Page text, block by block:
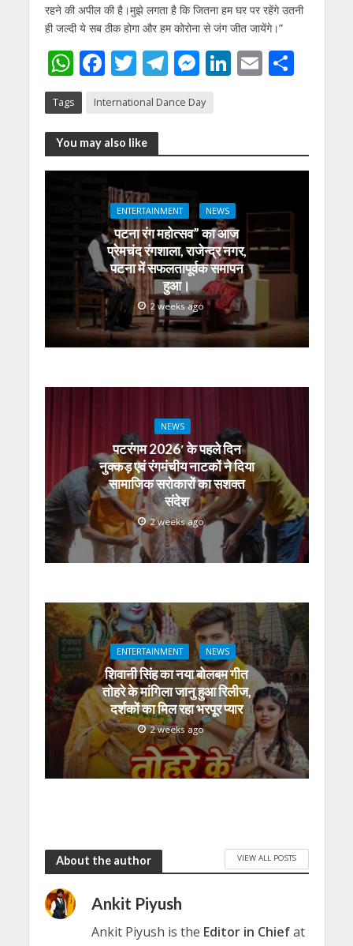
रहने की अपील की है।मुझे लगता है कि जितना हम घर पर रहेंगे उतनी
ही जल्दी ये सब ठीक होगा और हम कोरोना से जंग जीत जायेंगे।”
W
h
at
s
A
F
e
b
o
o
k
T
itt
er
T
e
a
M
ss
n
er
Li
dI
E S
Tags International Dance Day
You may also like
ENTERTAINMENT NEWS
पटना रंग महोत्सव” का आज
प्रेमचंद रंगशाला, राजेन्द्र नगर,
पटना में सफलतापूर्वक समापन
हुआ।
2 weeks ago
NEWS
पटरंगम 2026′ के पहले दिन
नुक्कड़ एवं रंगमंचीय नाटकों ने दिया
सामाजिक सरोकारों का सशक्त
संदेश
2 weeks ago
ENTERTAINMENT NEWS
शिवानी सिंह का नया बोलबम गीत
तोहरे के मांगिला जानु हुआ रिलीज,
दर्शकों का मिल रहा भरपूर प्यार
2 weeks ago
About the author VIEW ALL POSTS
Ankit Piyush
Ankit Piyush is the Editor in Chiefat